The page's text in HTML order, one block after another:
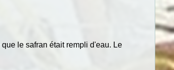
le safran était rempli d'eau. Le